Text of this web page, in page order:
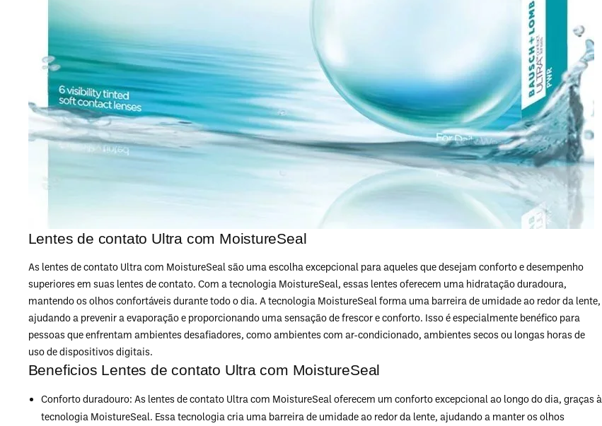
Lentes de contato Ultra com MoistureSeal
As lentes de contato Ultra com MoistureSeal são uma escolha excepcional para aqueles que desejam conforto e desempenho
superiores em suas lentes de contato. Com a tecnologia MoistureSeal, essas lentes oferecem uma hidratação duradoura,
mantendo os olhos confortáveis durante todo o dia. A tecnologia MoistureSeal forma uma barreira de umidade ao redor da lente,
ajudando a prevenir a evaporação e proporcionando uma sensação de frescor e conforto. Isso é especialmente benéfico para
pessoas que enfrentam ambientes desafiadores, como ambientes com ar-condicionado, ambientes secos ou longas horas de
uso de dispositivos digitais.
Beneficios Lentes de contato Ultra com MoistureSeal
Conforto duradouro: As lentes de contato Ultra com MoistureSeal oferecem um conforto excepcional ao longo do dia, graças à
tecnologia MoistureSeal. Essa tecnologia cria uma barreira de umidade ao redor da lente, ajudando a manter os olhos